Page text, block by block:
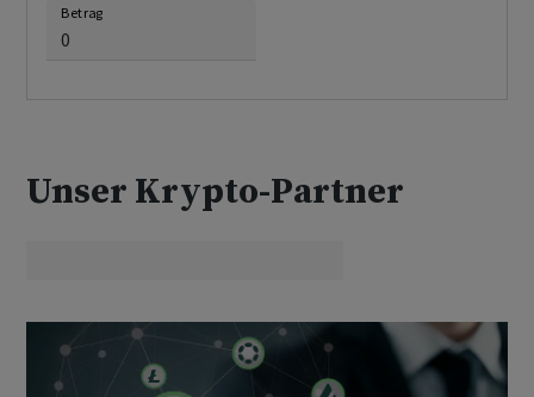
Betrag
Unser Krypto-Partner